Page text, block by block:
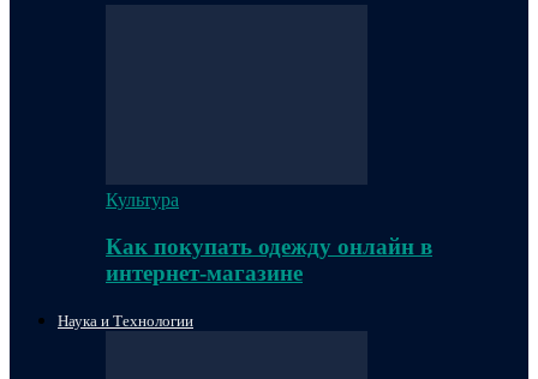
Культура
Как покупать одежду онлайн в
интернет-магазине
Наука и Технологии